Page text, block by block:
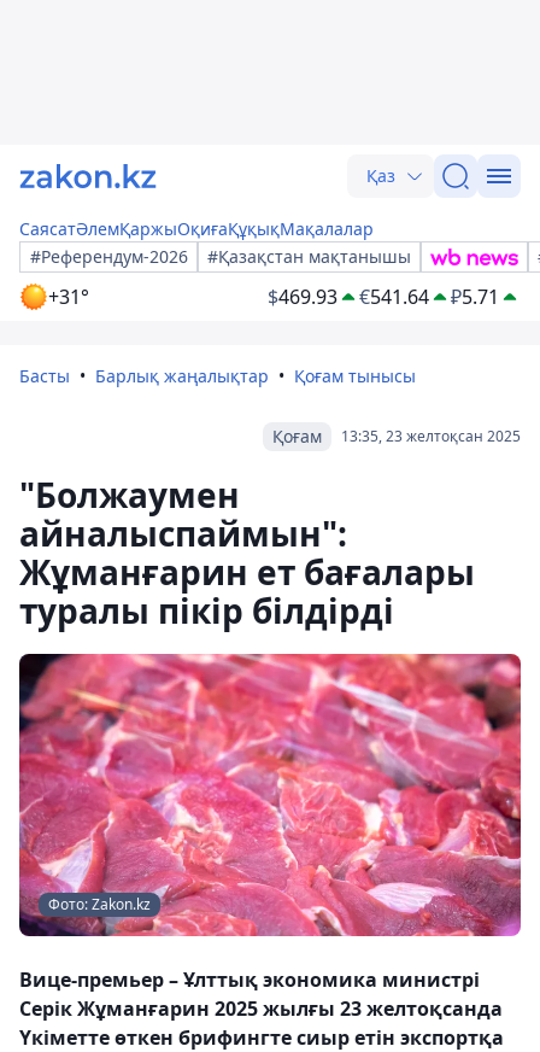
Қаз
СаясатӘлемҚаржыОқиғаҚұқықМақалалар
#Референдум-2026
#Қазақстан мақтанышы
+31° $469.93 €541.64 ₽5.71
Басты Барлық жаңалықтар Қоғам тынысы
13:35, 23 желтоқсан 2025
Қоғам
"Болжаумен
айналыспаймын":
Жұманғарин ет бағалары
туралы пікір білдірді
Фото: Zakon.kz
Вице-премьер – Ұлттық экономика министрі
Серік Жұманғарин 2025 жылғы 23 желтоқсанда
Үкіметте өткен брифингте сиыр етін экспортқа